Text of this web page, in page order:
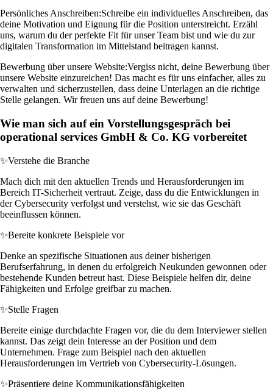
Persönliches Anschreiben:Schreibe ein individuelles Anschreiben, das
deine Motivation und Eignung für die Position unterstreicht. Erzähl
uns, warum du der perfekte Fit für unser Team bist und wie du zur
digitalen Transformation im Mittelstand beitragen kannst.
Bewerbung über unsere Website:Vergiss nicht, deine Bewerbung über
unsere Website einzureichen! Das macht es für uns einfacher, alles zu
verwalten und sicherzustellen, dass deine Unterlagen an die richtige
Stelle gelangen. Wir freuen uns auf deine Bewerbung!
Wie man sich auf ein Vorstellungsgespräch bei
operational services GmbH & Co. KG vorbereitet
✨Verstehe die Branche
Mach dich mit den aktuellen Trends und Herausforderungen im
Bereich IT-Sicherheit vertraut. Zeige, dass du die Entwicklungen in
der Cybersecurity verfolgst und verstehst, wie sie das Geschäft
beeinflussen können.
✨Bereite konkrete Beispiele vor
Denke an spezifische Situationen aus deiner bisherigen
Berufserfahrung, in denen du erfolgreich Neukunden gewonnen oder
bestehende Kunden betreut hast. Diese Beispiele helfen dir, deine
Fähigkeiten und Erfolge greifbar zu machen.
✨Stelle Fragen
Bereite einige durchdachte Fragen vor, die du dem Interviewer stellen
kannst. Das zeigt dein Interesse an der Position und dem
Unternehmen. Frage zum Beispiel nach den aktuellen
Herausforderungen im Vertrieb von Cybersecurity-Lösungen.
✨Präsentiere deine Kommunikationsfähigkeiten